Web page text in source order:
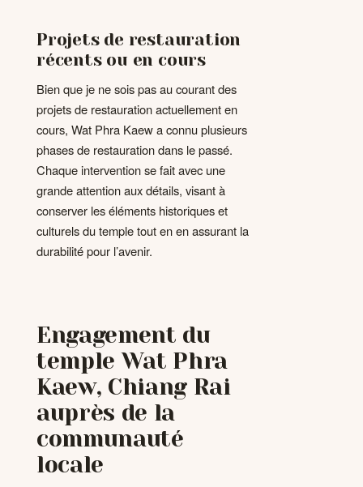
Projets de restauration
récents ou en cours
Bien que je ne sois pas au courant des
projets de restauration actuellement en
cours, Wat Phra Kaew a connu plusieurs
phases de restauration dans le passé.
Chaque intervention se fait avec une
grande attention aux détails, visant à
conserver les éléments historiques et
culturels du temple tout en en assurant la
durabilité pour l’avenir.
Engagement du
temple Wat Phra
Kaew, Chiang Rai
auprès de la
communauté
locale